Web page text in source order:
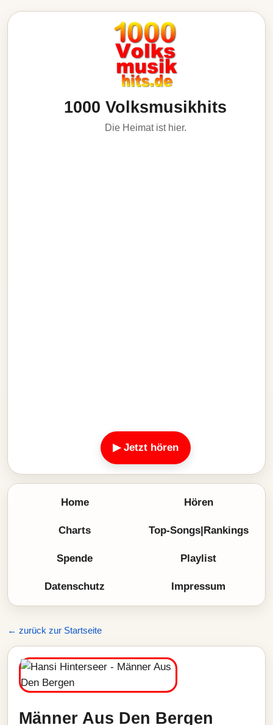
1000 Volksmusikhits
Die Heimat ist hier.
▶ Jetzt hören
Home Hören
Charts Top-Songs|Rankings
Spende Playlist
Datenschutz Impressum
← zurück zur Startseite
Männer Aus Den Bergen